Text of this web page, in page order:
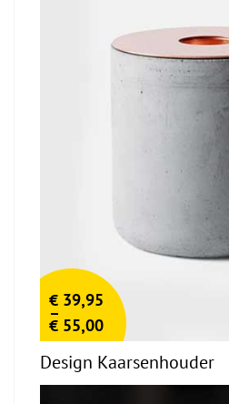
€ 39,95
–
€ 55,00
Design Kaarsenhouder